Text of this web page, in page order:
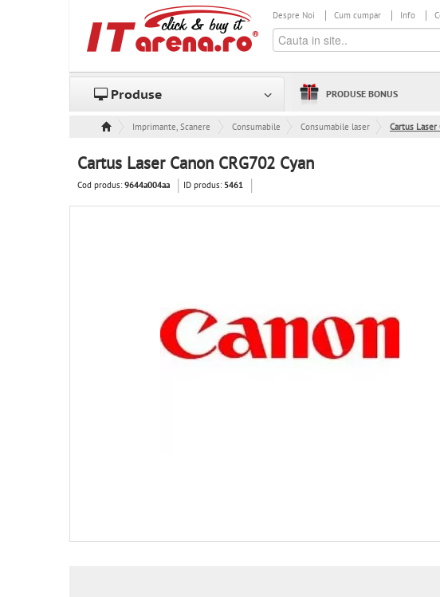
Despre Noi Cum cumpar Info
Produse PRODUSE BONUS
Imprimante, Scanere & Consumabile
Consumabile Consumabile laser Cartus Laser
Cartus Laser Canon CRG702 Cyan
Cod produs:9644a004aa ID produs: 5461